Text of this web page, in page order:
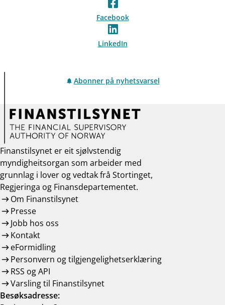
Facebook
LinkedIn
Abonner på nyhetsvarsel
Finanstilsynet er eit sjølvstendig
myndigheitsorgan som arbeider med
grunnlag i lover og vedtak frå Stortinget,
Regjeringa og Finansdepartementet.
Om Finanstilsynet
Presse
Jobb hos oss
Kontakt
eFormidling
Personvern og tilgjengelighetserklæring
RSS og API
Varsling til Finanstilsynet
Besøksadresse: